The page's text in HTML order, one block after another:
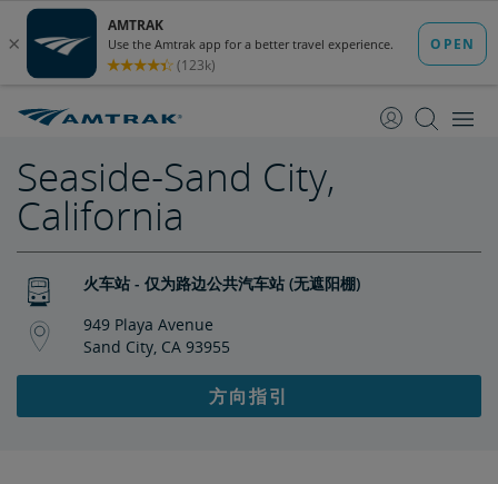
至
至
Seaside-Sand City,
California
火车站 - 仅为路边公共汽车站 (无遮阳棚)
949 Playa Avenue
Sand City, CA 93955
方向指引